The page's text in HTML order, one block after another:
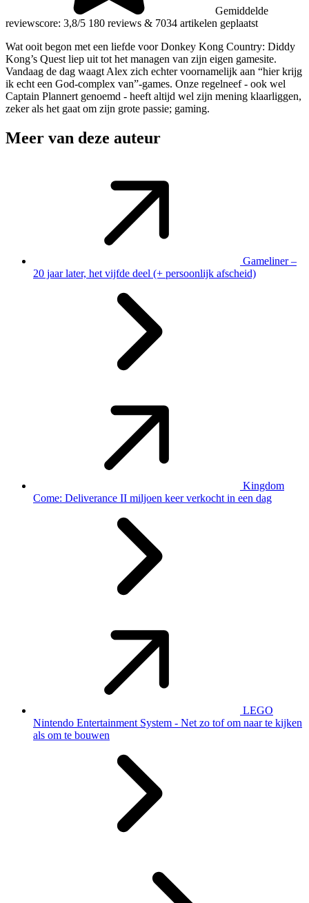
Gemiddelde
reviewscore: 3,8/5 180 reviews & 7034 artikelen geplaatst
Wat ooit begon met een liefde voor Donkey Kong Country: Diddy
Kong’s Quest liep uit tot het managen van zijn eigen gamesite.
Vandaag de dag waagt Alex zich echter voornamelijk aan “hier krijg
ik echt een God-complex van”-games. Onze regelneef - ook wel
Captain Plannert genoemd - heeft altijd wel zijn mening klaarliggen,
zeker als het gaat om zijn grote passie; gaming.
Meer van deze auteur
Gameliner –
20 jaar later, het vijfde deel (+ persoonlijk afscheid)
Kingdom
Come: Deliverance II miljoen keer verkocht in een dag
LEGO
Nintendo Entertainment System - Net zo tof om naar te kijken
als om te bouwen